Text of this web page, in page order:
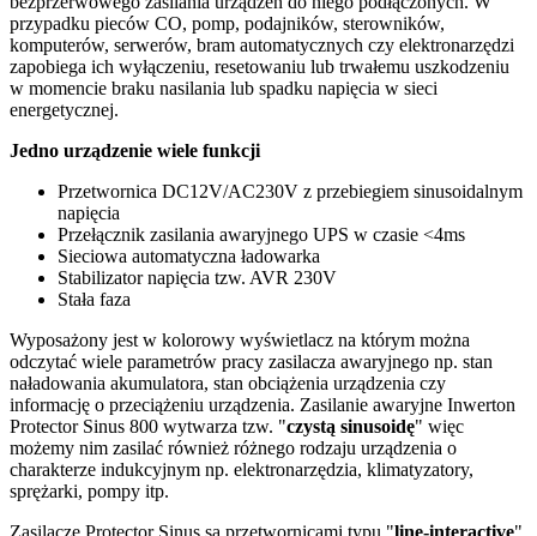
przypadku pieców CO, pomp, podajników, sterowników,
komputerów, serwerów, bram automatycznych czy elektronarzędzi
zapobiega ich wyłączeniu, resetowaniu lub trwałemu uszkodzeniu
w momencie braku nasilania lub spadku napięcia w sieci
energetycznej.
Jedno urządzenie wiele funkcji
Przetwornica DC12V/AC230V z przebiegiem sinusoidalnym
napięcia
Przełącznik zasilania awaryjnego UPS w czasie <4ms
Sieciowa automatyczna ładowarka
Stabilizator napięcia tzw. AVR 230V
Stała faza
Wyposażony jest w kolorowy wyświetlacz na którym można
odczytać wiele parametrów pracy zasilacza awaryjnego np. stan
naładowania akumulatora, stan obciążenia urządzenia czy
informację o przeciążeniu urządzenia. Zasilanie awaryjne Inwerton
Protector Sinus 800 wytwarza tzw. "czystą sinusoidę" więc
możemy nim zasilać również różnego rodzaju urządzenia o
charakterze indukcyjnym np. elektronarzędzia, klimatyzatory,
sprężarki, pompy itp.